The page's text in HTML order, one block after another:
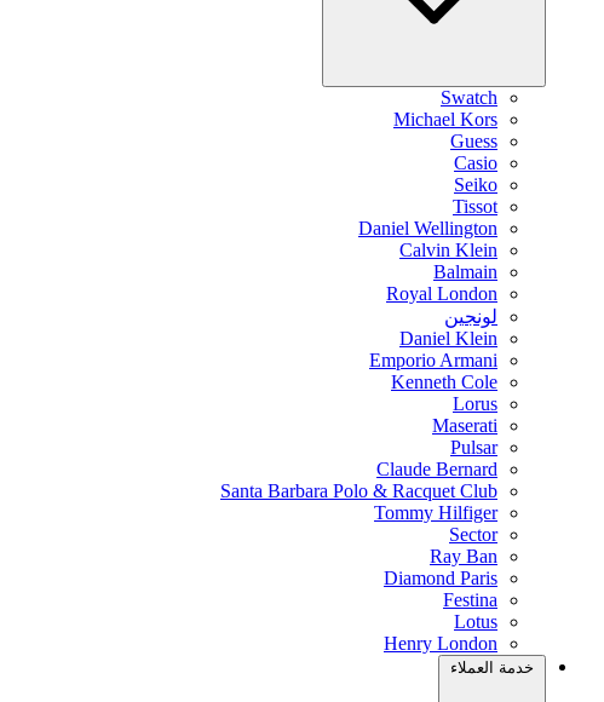
Swatch
Michael Kors
Guess
Casio
Seiko
Tissot
Daniel Wellington
Calvin Klein
Balmain
Royal London
لونجين
Daniel Klein
Emporio Armani
Kenneth Cole
Lorus
Maserati
Pulsar
Claude Bernard
Santa Barbara Polo & Racquet Club
Tommy Hilfiger
Sector
Ray Ban
Diamond Paris
Festina
Lotus
Henry London
خدمة العملاء